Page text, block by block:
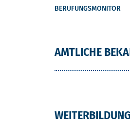
BERUFUNGSMONITOR
AMTLICHE